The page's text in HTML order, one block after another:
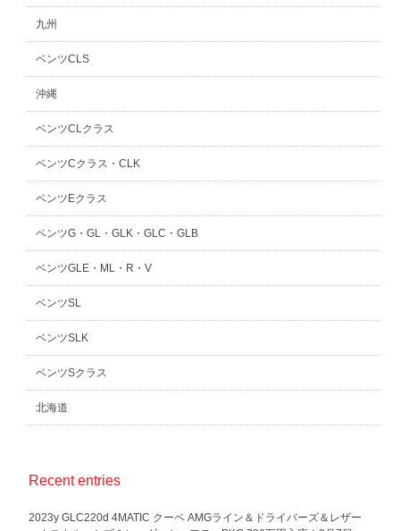
九州
ベンツCLS
沖縄
ベンツCLクラス
ベンツCクラス・CLK
ベンツEクラス
ベンツG・GL・GLK・GLC・GLB
ベンツGLE・ML・R・V
ベンツSL
ベンツSLK
ベンツSクラス
北海道
Recent entries
2023y GLC220d 4MATIC クーペ AMGライン＆ドライバーズ＆レザー